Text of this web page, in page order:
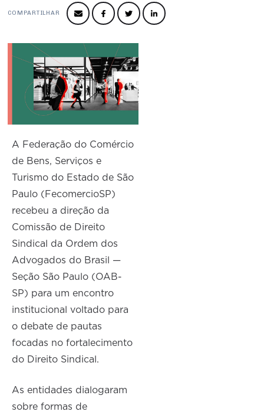
Afixação de preços e fiscalização
Logística Reversa
SENAC
Cecomercio
Licitações
Prêmio de Sustentabilidade
Conselho de Assuntos Tributários
Conselho de Economia Empresarial e Política
Conselho Superior de Direito
Conselho do Comércio Atacadista
Conselho de Serviços
Conselho de Relações Internacionais
Conselho de Sustentabilidade
Conselho de Comércio Eletrônico
COMPARTILHAR
A Federação do Comércio
de Bens, Serviços e
Turismo do Estado de São
Paulo (FecomercioSP)
recebeu a direção da
Comissão de Direito
Sindical da Ordem dos
Advogados do Brasil —
Seção São Paulo (OAB-
SP) para um encontro
institucional voltado para
o debate de pautas
focadas no fortalecimento
do Direito Sindical.
As entidades dialogaram
sobre formas de